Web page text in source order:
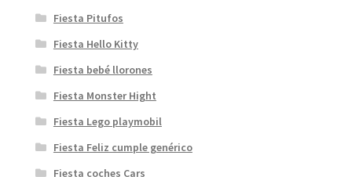
Fiesta Pitufos
Fiesta Hello Kitty
Fiesta bebé llorones
Fiesta Monster Hight
Fiesta Lego playmobil
Fiesta Feliz cumple genérico
Fiesta coches Cars